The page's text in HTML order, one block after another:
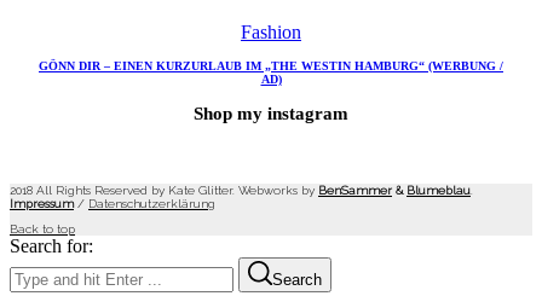
Fashion
GÖNN DIR – EINEN KURZURLAUB IM „THE WESTIN HAMBURG“ (WERBUNG /
AD)
Shop my instagram
2018 All Rights Reserved by Kate Glitter. Webworks by BenSammer & Blumeblau
Impressum/ Datenschutzerklärung
Back to top
Search for:
Search